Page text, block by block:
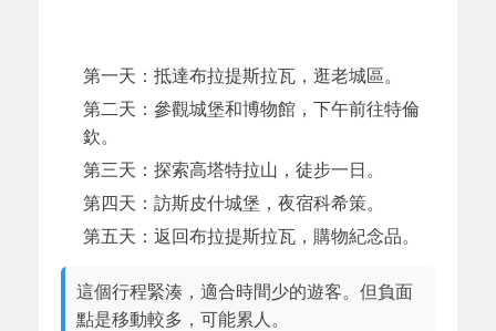
第一天：抵達布拉提斯拉瓦，逛老城區。
第二天：參觀城堡和博物館，下午前往特倫
欽。
第三天：探索高塔特拉山，徒步一日。
第四天：訪斯皮什城堡，夜宿科希策。
第五天：返回布拉提斯拉瓦，購物紀念品。
這個行程緊湊，適合時間少的遊客。但負面
點是移動較多，可能累人。